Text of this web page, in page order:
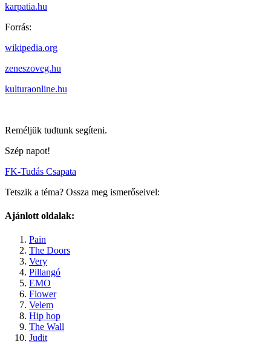
karpatia.hu
Forrás:
wikipedia.org
zeneszoveg.hu
kulturaonline.hu
Reméljük tudtunk segíteni.
Szép napot!
FK-Tudás Csapata
Tetszik a téma? Ossza meg ismerőseivel:
Ajánlott oldalak:
Pain
The Doors
Very
Pillangó
EMO
Flower
Velem
Hip hop
The Wall
Judit